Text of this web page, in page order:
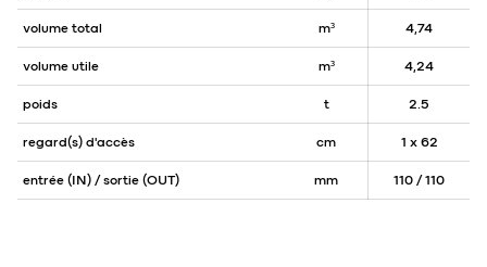
volume total m³ 4,74
volume utile m³ 4,24
poids t 2.5
regard(s) d'accès cm 1 x 62
entrée (IN) / sortie (OUT) mm 110 / 110